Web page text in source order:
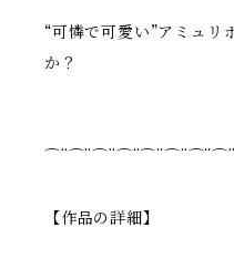
“可憐で可愛い”アミュリ
か？
【作品の詳細】